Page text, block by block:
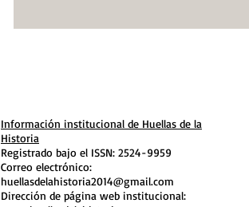
Información institucional de Huellas de la
Historia
Registrado bajo el ISSN: 2524-9959
Correo electrónico:
huellasdelahistoria2014@gmail.com
Dirección de página web institucional: